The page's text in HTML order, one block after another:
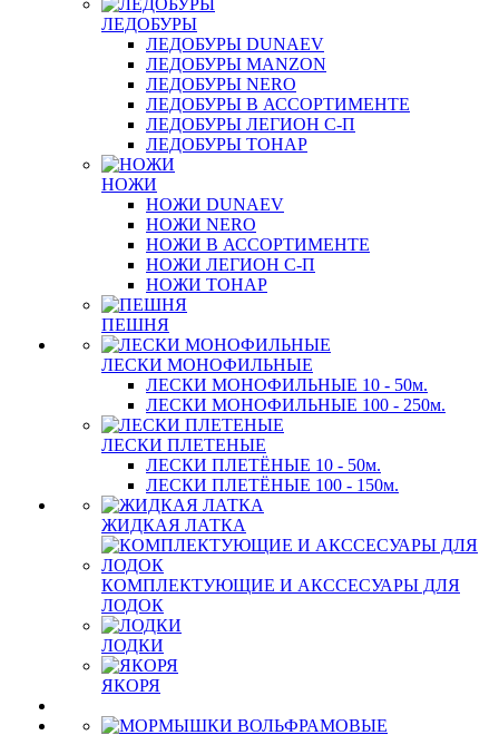
ЛЕДОБУРЫ
ЛЕДОБУРЫ DUNAEV
ЛЕДОБУРЫ MANZON
ЛЕДОБУРЫ NERO
ЛЕДОБУРЫ В АССОРТИМЕНТЕ
ЛЕДОБУРЫ ЛЕГИОН С-П
ЛЕДОБУРЫ ТОНАР
НОЖИ
НОЖИ DUNAEV
НОЖИ NERO
НОЖИ В АССОРТИМЕНТЕ
НОЖИ ЛЕГИОН С-П
НОЖИ ТОНАР
ПЕШНЯ
ЛЕСКИ МОНОФИЛЬНЫЕ
ЛЕСКИ МОНОФИЛЬНЫЕ 10 - 50м.
ЛЕСКИ МОНОФИЛЬНЫЕ 100 - 250м.
ЛЕСКИ ПЛЕТЕНЫЕ
ЛЕСКИ ПЛЕТЁНЫЕ 10 - 50м.
ЛЕСКИ ПЛЕТЁНЫЕ 100 - 150м.
ЖИДКАЯ ЛАТКА
КОМПЛЕКТУЮЩИЕ И АКССЕСУАРЫ ДЛЯ
ЛОДОК
ЛОДКИ
ЯКОРЯ